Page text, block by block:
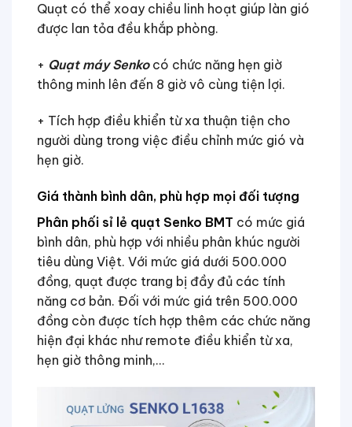
Quạt có thể xoay chiều linh hoạt giúp làn gió
được lan tỏa đều khắp phòng.
+ Quạt máy Senkocó chức năng hẹn giờ
thông minh lên đến 8 giờ vô cùng tiện lợi.
+ Tích hợp điều khiển từ xa thuận tiện cho
người dùng trong việc điều chỉnh mức gió và
hẹn giờ.
Giá thành bình dân, phù hợp mọi đối tượng
Phân phối sỉ lẻ quạt Senko BMT có mức giá
bình dân, phù hợp với nhiều phân khúc người
tiêu dùng Việt. Với mức giá dưới 500.000
đồng, quạt được trang bị đầy đủ các tính
năng cơ bản. Đối với mức giá trên 500.000
đồng còn được tích hợp thêm các chức năng
hiện đại khác như remote điều khiển từ xa,
hẹn giờ thông minh,…